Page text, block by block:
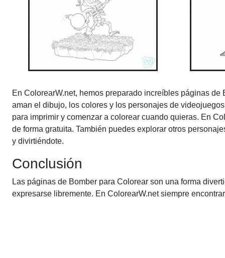
En ColorearW.net, hemos preparado increíbles páginas
aman el dibujo, los colores y los personajes de
para imprimir y comenzar a colorear cuando quieras. En
de forma gratuita. También puedes explorar otros
y divirtiéndote.
Conclusión
Las páginas de Bomber para Colorear son una forma
expresarse libremente. En ColorearW.net siempre